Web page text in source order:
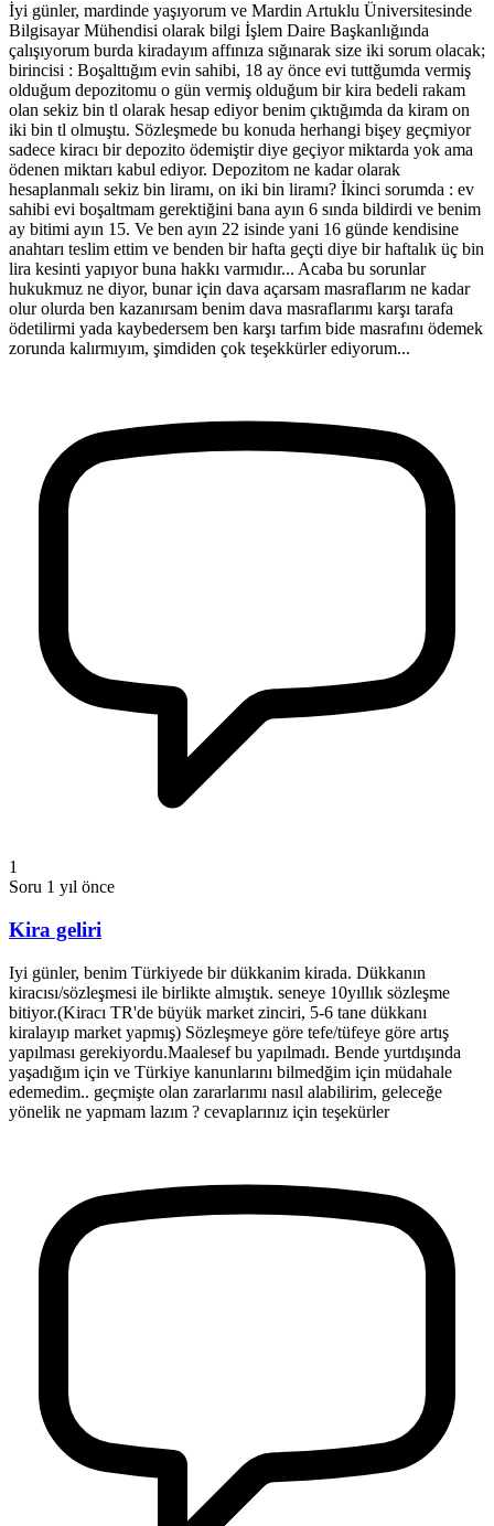
İyi günler, mardinde yaşıyorum ve Mardin Artuklu Üniversitesinde
Bilgisayar Mühendisi olarak bilgi İşlem Daire Başkanlığında
çalışıyorum burda kiradayım affınıza sığınarak size iki sorum olacak;
birincisi : Boşalttığım evin sahibi, 18 ay önce evi tuttğumda vermiş
olduğum depozitomu o gün vermiş olduğum bir kira bedeli rakam
olan sekiz bin tl olarak hesap ediyor benim çıktığımda da kiram on
iki bin tl olmuştu. Sözleşmede bu konuda herhangi bişey geçmiyor
sadece kiracı bir depozito ödemiştir diye geçiyor miktarda yok ama
ödenen miktarı kabul ediyor. Depozitom ne kadar olarak
hesaplanmalı sekiz bin liramı, on iki bin liramı? İkinci sorumda : ev
sahibi evi boşaltmam gerektiğini bana ayın 6 sında bildirdi ve benim
ay bitimi ayın 15. Ve ben ayın 22 isinde yani 16 günde kendisine
anahtarı teslim ettim ve benden bir hafta geçti diye bir haftalık üç bin
lira kesinti yapıyor buna hakkı varmıdır... Acaba bu sorunlar
hukukmuz ne diyor, bunar için dava açarsam masraflarım ne kadar
olur olurda ben kazanırsam benim dava masraflarımı karşı tarafa
ödetilirmi yada kaybedersem ben karşı tarfım bide masrafını ödemek
zorunda kalırmıyım, şimdiden çok teşekkürler ediyorum...
1
Soru 1 yıl önce
Kira geliri
Iyi günler, benim Türkiyede bir dükkanim kirada. Dükkanın
kiracısı/sözleşmesi ile birlikte almıştık. seneye 10yıllık sözleşme
bitiyor.(Kiracı TR'de büyük market zinciri, 5-6 tane dükkanı
kiralayıp market yapmış) Sözleşmeye göre tefe/tüfeye göre artış
yapılması gerekiyordu.Maalesef bu yapılmadı. Bende yurtdışında
yaşadığım için ve Türkiye kanunlarını bilmedğim için müdahale
edemedim.. geçmişte olan zararlarımı nasıl alabilirim, geleceğe
yönelik ne yapmam lazım ? cevaplarınız için teşekürler